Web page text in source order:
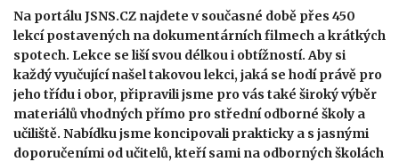
Na portálu JSNS.CZ najdete v současné době přes 450
lekcí postavených na dokumentárních filmech a krátkých
spotech. Lekce se liší svou délkou i obtížností. Aby si
každý vyučující našel takovou lekci, jaká se hodí právě pro
jeho třídu i obor, připravili jsme pro vás také široký výběr
materiálů vhodných přímo pro střední odborné školy a
učiliště. Nabídku jsme koncipovali prakticky a s jasnými
doporučeními od učitelů, kteří sami na odborných školách